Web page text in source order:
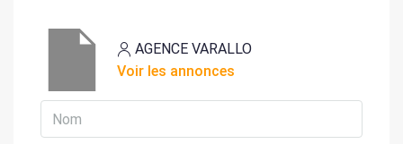
AGENCE VARALLO
Voir les annonces